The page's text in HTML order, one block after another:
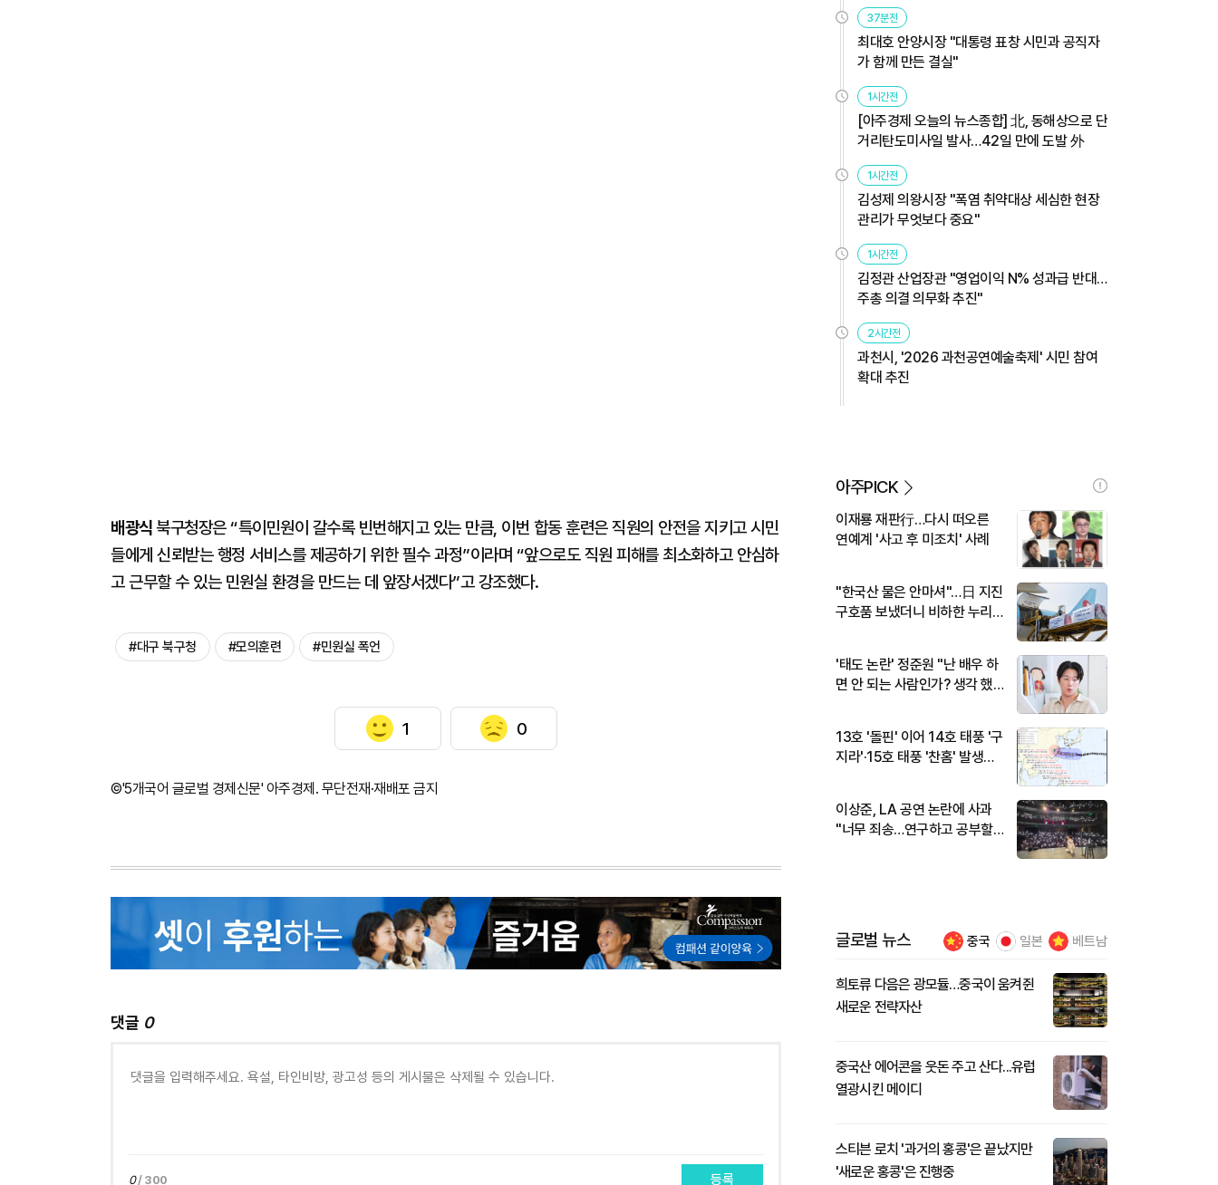
배광식북구청장은 “특이민원이 갈수록 빈번해지고 있는 만큼, 이번 합동 훈련은 직원의 안전을 지키고 시민
들에게 신뢰받는 행정 서비스를 제공하기 위한 필수 과정”이라며 “앞으로도 직원 피해를 최소화하고 안심하
고 근무할 수 있는 민원실 환경을 만드는 데 앞장서겠다”고 강조했다.
#대구 북구청 #모의훈련 #민원실 폭언
1 0
©'5개국어 글로벌 경제신문' 아주경제. 무단전재·재배포 금지
댓글 0
0/ 300 등록
37분전
최대호 안양시장 "대통령 표창 시민과 공직자
가 함께 만든 결실"
1시간전
[아주경제 오늘의 뉴스종합] 北, 동해상으로 단
거리탄도미사일 발사…42일 만에 도발 外
1시간전
김성제 의왕시장 "폭염 취약대상 세심한 현장
관리가 무엇보다 중요"
1시간전
김정관 산업장관 "영업이익 N% 성과급 반대…
주총 의결 의무화 추진"
2시간전
과천시, '2026 과천공연예술축제' 시민 참여
확대 추진
아주PICK
이재룡 재판行…다시 떠오른
연예계 '사고 후 미조치' 사례
"한국산 물은 안마셔"…日 지진
구호품 보냈더니 비하한 누리
'태도 논란' 정준원 "난 배우 하
면 안 되는 사람인가? 생각 했
13호 '돌핀' 이어 14호 태풍 '구
지라'·15호 태풍 '찬홈' 발생…
이상준, LA 공연 논란에 사과
"너무 죄송…연구하고 공부할
글로벌 뉴스 중국 일본 베트남
희토류 다음은 광모듈…중국이 움켜쥔
새로운 전략자산
중국산 에어콘을 웃돈 주고 산다...유럽
열광시킨 메이디
스티븐 로치 '과거의 홍콩'은 끝났지만
'새로운 홍콩'은 진행중